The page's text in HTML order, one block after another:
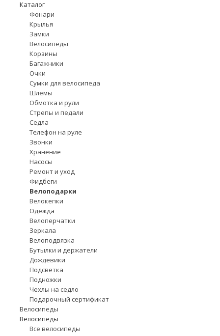
Каталог
Фонари
Крылья
Замки
Велосипеды
Корзины
Багажники
Очки
Сумки для велосипеда
Шлемы
Обмотка и рули
Стрепы и педали
Седла
Телефон на руле
Звонки
Хранение
Насосы
Ремонт и уход
Фидбеги
Велоподарки
Велокепки
Одежда
Велоперчатки
Зеркала
Велоподвязка
Бутылки и держатели
Дождевики
Подсветка
Подножки
Чехлы на седло
Подарочный сертификат
Велосипеды
Велосипеды
Все велосипеды